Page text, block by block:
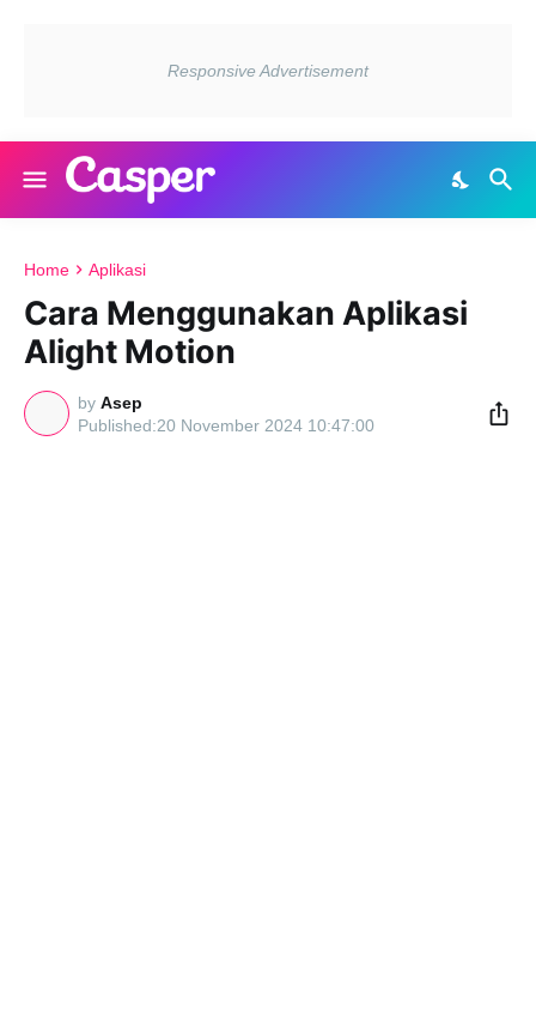
Home Aplikasi
Cara Menggunakan Aplikasi
Alight Motion
by Asep
20 November 2024 10:47:00